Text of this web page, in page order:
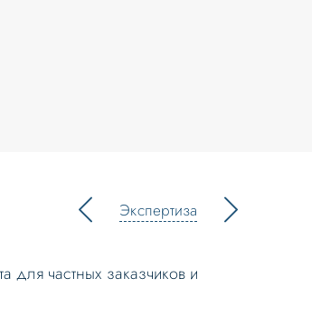
Экспертиза
для частных заказчиков и